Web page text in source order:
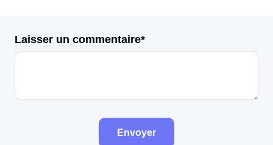
Laisser un commentaire*
Envoyer